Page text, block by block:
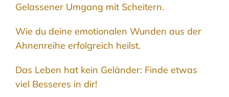
Gelassener Umgang mit Scheitern.
Wie du deine emotionalen Wunden aus der
Ahnenreihe erfolgreich heilst.
Das Leben hat kein Geländer: Finde etwas
viel Besseres in dir!